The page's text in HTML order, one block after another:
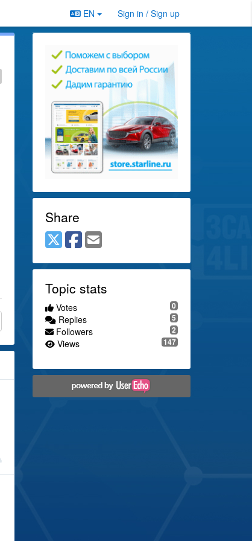
EN Sign in / Sign up
Share
Topic stats
0
Votes
5
Replies
2
Followers
147
Views